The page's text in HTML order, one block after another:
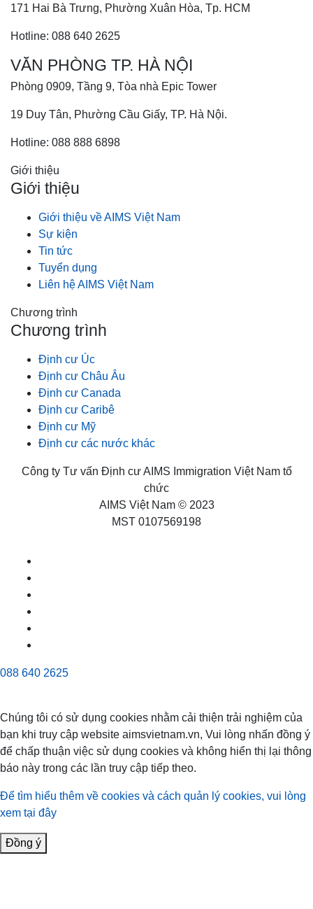
171 Hai Bà Trưng, Phường Xuân Hòa, Tp. HCM
Hotline: 088 640 2625
VĂN PHÒNG TP. HÀ NỘI
Phòng 0909, Tầng 9, Tòa nhà Epic Tower
19 Duy Tân, Phường Cầu Giấy, TP. Hà Nội.
Hotline: 088 888 6898
Giới thiệu
Giới thiệu
Giới thiệu về AIMS Việt Nam
Sự kiện
Tin tức
Tuyển dụng
Liên hệ AIMS Việt Nam
Chương trình
Chương trình
Định cư Úc
Định cư Châu Âu
Định cư Canada
Định cư Caribê
Định cư Mỹ
Định cư các nước khác
Công ty Tư vấn Định cư AIMS Immigration Việt Nam tổ
chức
AIMS Việt Nam © 2023
MST 0107569198
088 640 2625
Chúng tôi có sử dụng cookies nhằm cải thiện trải nghiệm của
bạn khi truy cập website aimsvietnam.vn, Vui lòng nhấn đồng ý
để chấp thuận việc sử dụng cookies và không hiển thị lại thông
báo này trong các lần truy cập tiếp theo.
Để tìm hiểu thêm về cookies và cách quản lý cookies, vui lòng
xem tại đây
Đồng ý